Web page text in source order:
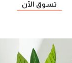
تسوق الآن